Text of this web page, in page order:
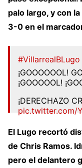
palo largo, y con
3-0 en el
#VillarrealBLugo
¡GOOOOOOL!
¡GOOOOOL!
¡DERECHAZO
pic.twitter.com/
— Cantera
September 17,
El Lugo recortó
de Chris Ramos.
pero el delantero